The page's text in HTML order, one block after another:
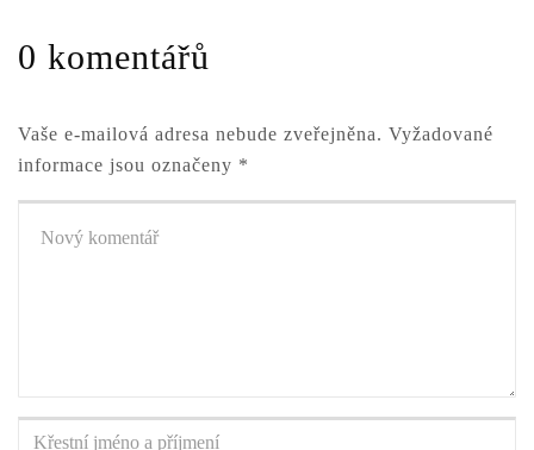
0 komentářů
Vaše e-mailová adresa nebude zveřejněna. Vyžadované
informace jsou označeny *
komentář*
Křestní